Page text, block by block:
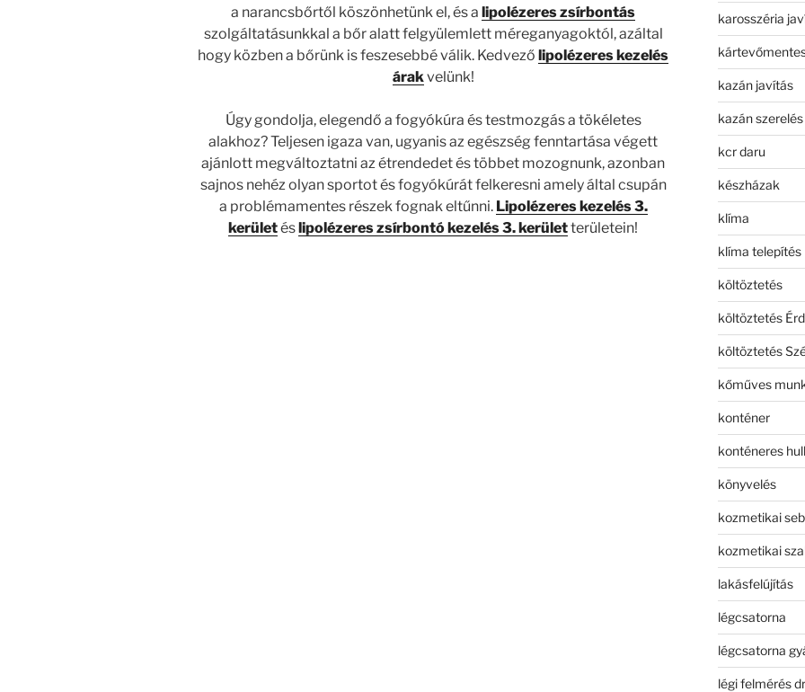
a narancsbőrtől köszönhetünk el, és alipolézeres zsírbontás
szolgáltatásunkkal a bőr alatt felgyülemlett méreganyagoktól, azáltal
hogy közben a bőrünk is feszesebbé válik. Kedvezőlipolézeres kezelés
árak velünk!
Úgy gondolja, elegendő a fogyókúra és testmozgás a tökéletes
alakhoz? Teljesen igaza van, ugyanis az egészség fenntartása végett
ajánlott megváltoztatni az étrendedet és többet mozognunk, azonban
sajnos nehéz olyan sportot és fogyókúrát felkeresni amely által csupán
a problémamentes részek fognak eltűnni. Lipolézeres kezelés 3.
kerületéslipolézeres zsírbontó kezelés 3. kerületterületein!
karosszéria
kazán javítás
kazán szerelés
kcr daru
készházak
klíma
klíma telepítés
költöztetés
költöztetés Érd
költöztetés
kőműves
konténer
konténeres
könyvelés
kozmetikai
kozmetikai
lakásfelújítás
légcsatorna
légcsatorna
légi felmérés